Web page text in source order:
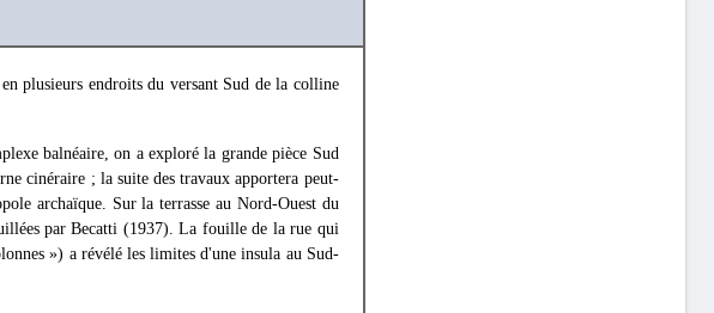
plusieurs endroits du versant Sud de la colline
balnéaire, on a exploré la grande pièce Sud
cinéraire ; la suite des travaux apportera peut-
archaïque. Sur la terrasse au Nord-Ouest du
par Becatti (1937). La fouille de la rue qui
») a révélé les limites d'une insula au Sud-